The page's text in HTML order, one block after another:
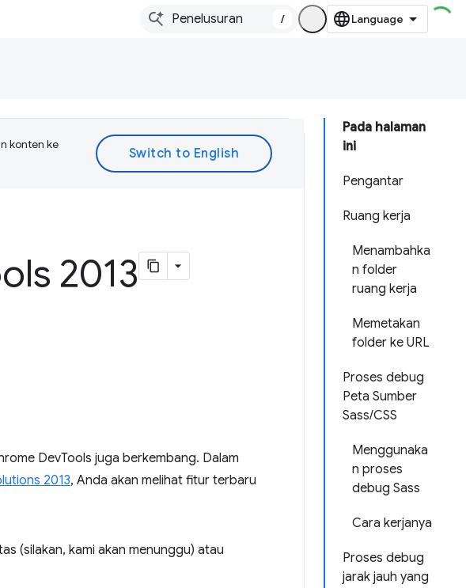
/
Pada halaman
ini
Pengantar
Ruang kerja
Menambahka
n folder
ruang kerja
Memetakan
folder ke URL
Proses debug
Peta Sumber
Sass/CSS
Menggunaka
n proses
debug Sass
Cara kerjanya
Proses debug
jarak jauh yang
konten ke
2013
DevTools juga berkembang. Dalam
2013, Anda akan melihat fitur terbaru
(silakan, kami akan menunggu) atau